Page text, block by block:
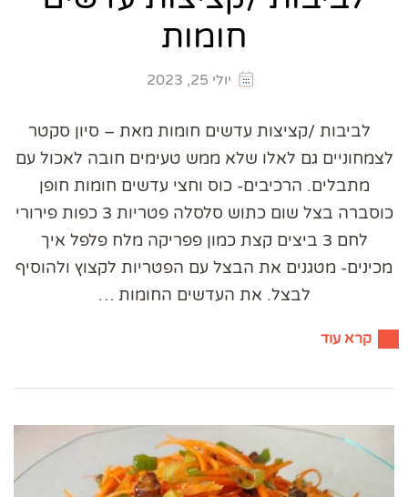
חומות
יולי 25, 2023
לביבות /קציצות עדשים חומות מאת – סיון סקטר
לצמחוניים גם לאלו שלא ממש טעימים חובה לאכול עם
מתבלים. הרכיבים- כוס וחצי עדשים חומות חופן
כוסברה בצל שום כתוש סלסלה פטריות 3 כפות פירורי
לחם 3 ביצים קצת כמון פפריקה מלח פלפל איך
מכינים- מטגנים את הבצל עם הפטריות לקצוץ ולהוסיף
לבצל. את העדשים החומות …
קרא עוד